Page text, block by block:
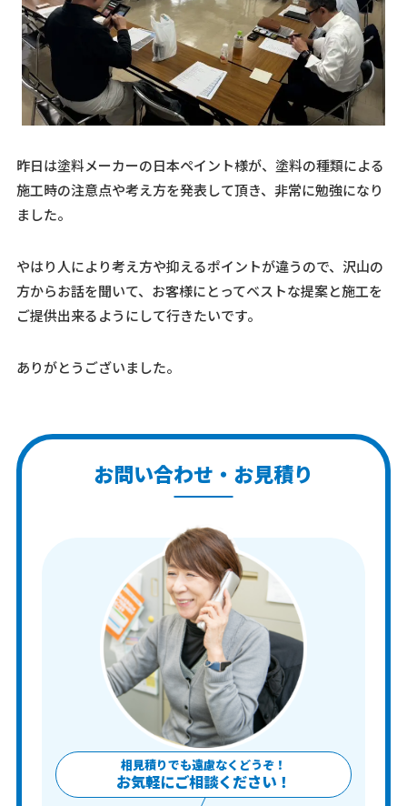
昨日は塗料メーカーの日本ペイント様が、塗料の種類による
施工時の注意点や考え方を発表して頂き、非常に勉強になり
ました。
やはり人により考え方や抑えるポイントが違うので、沢山の
方からお話を聞いて、お客様にとってベストな提案と施工を
ご提供出来るようにして行きたいです。
ありがとうございました。
お問い合わせ・お見積り
相見積りでも遠慮なくどうぞ！
お気軽にご相談ください！